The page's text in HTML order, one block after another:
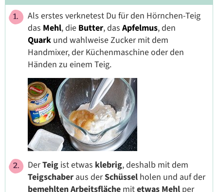
Als erstes verknetest Du für den Hörnchen-Teig
das Mehl, die Butter, das Apfelmus, den
Quark und wahlweise Zucker mit dem
Handmixer, der Küchenmaschine oder den
Händen zu einem Teig.
DerTeig ist etwas klebrig,deshalb mit dem
Teigschaber aus derSchüssel holen und auf der
bemehltenArbeitsfläche mitetwas Mehl per